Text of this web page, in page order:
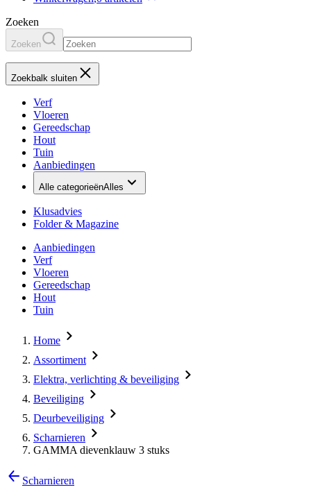
Zoeken
Zoeken
Zoekbalk sluiten
Verf
Vloeren
Gereedschap
Hout
Tuin
Aanbiedingen
Alle categorieënAlles
Klusadvies
Folder & Magazine
Aanbiedingen
Verf
Vloeren
Gereedschap
Hout
Tuin
Home
Assortiment
Elektra, verlichting & beveiliging
Beveiliging
Deurbeveiliging
Scharnieren
GAMMA dievenklauw 3 stuks
Scharnieren